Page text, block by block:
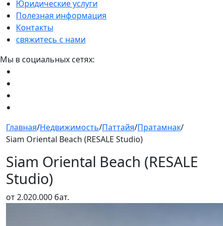
Юридические услуги
Полезная информация
Контакты
свяжитесь с нами
Мы в социальных сетях:
Главная/Недвижимость/Паттайя/Пратамнак/
Siam Oriental Beach (RESALE Studio)
Siam Oriental Beach (RESALE
Studio)
от 2.020.000 бат.